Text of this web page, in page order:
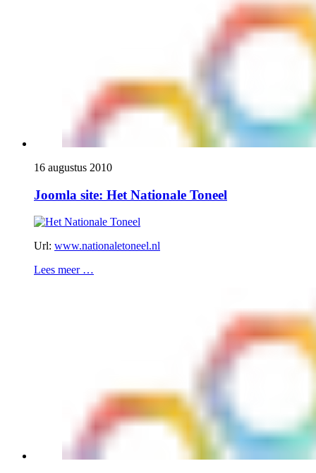
16 augustus 2010
Joomla site: Het Nationale Toneel
Url: www.nationaletoneel.nl
Lees meer …